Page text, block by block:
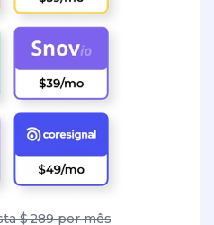
$ 289 por mês